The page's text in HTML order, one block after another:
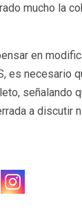
mucho la
en
es necesario
señalando
a discutir